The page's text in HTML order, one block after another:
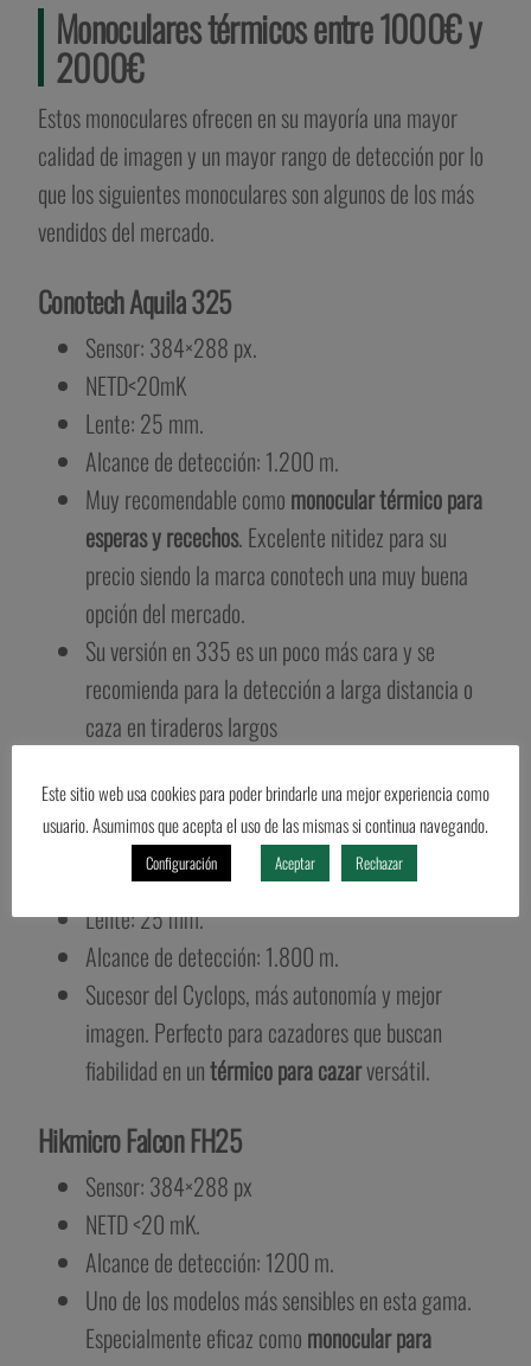
Monoculares térmicos entre 1000€ y
2000€
Estos monoculares ofrecen en su mayoría una mayor
calidad de imagen y un mayor rango de detección por lo
que los siguientes monoculares son algunos de los más
vendidos del mercado.
Conotech Aquila 325
Sensor: 384×288 px.
NETD<20mK
Lente: 25 mm.
Alcance de detección: 1.200 m.
Muy recomendable como monocular térmico para
esperas y recechos. Excelente nitidez para su
precio siendo la marca conotech una muy buena
opción del mercado.
Su versión en 335 es un poco más cara y se
recomienda para la detección a larga distancia o
caza en tiraderos largos
ThermTec Wild 325
Sensor: 384×288 px.
NETD<18 mK
Lente: 25 mm.
Alcance de detección: 1.800 m.
Sucesor del Cyclops, más autonomía y mejor
imagen. Perfecto para cazadores que buscan
fiabilidad en untérmico para cazarversátil.
Hikmicro Falcon FH25
Sensor: 384×288 px
NETD <20 mK.
Alcance de detección: 1200 m.
Uno de los modelos más sensibles en esta gama.
Especialmente eficaz como monocular para
Este sitio web usa cookies para poder brindarle una mejor experiencia como
usuario. Asumimos que acepta el uso de las mismas si continua navegando.
Configuración Aceptar Rechazar